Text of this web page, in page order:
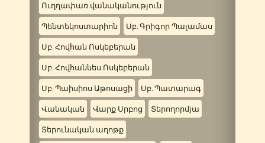
Ուղղափառ վանականություն
Պենտեկոստարիոն Սբ. Գրիգոր Պալամաս
Սբ. Հովհան Ոսկեբերան
Սբ. Հովհաննես Ոսկեբերան
Սբ. Պաիսիոս Աթոսացի Սբ. Պատարագ
Վանական Վարք Սրբոց Տերողորմյա
Տերունական աղոթք